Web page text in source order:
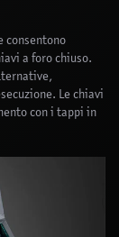
consentono
a foro chiuso.
Le chiavi
con i tappi in